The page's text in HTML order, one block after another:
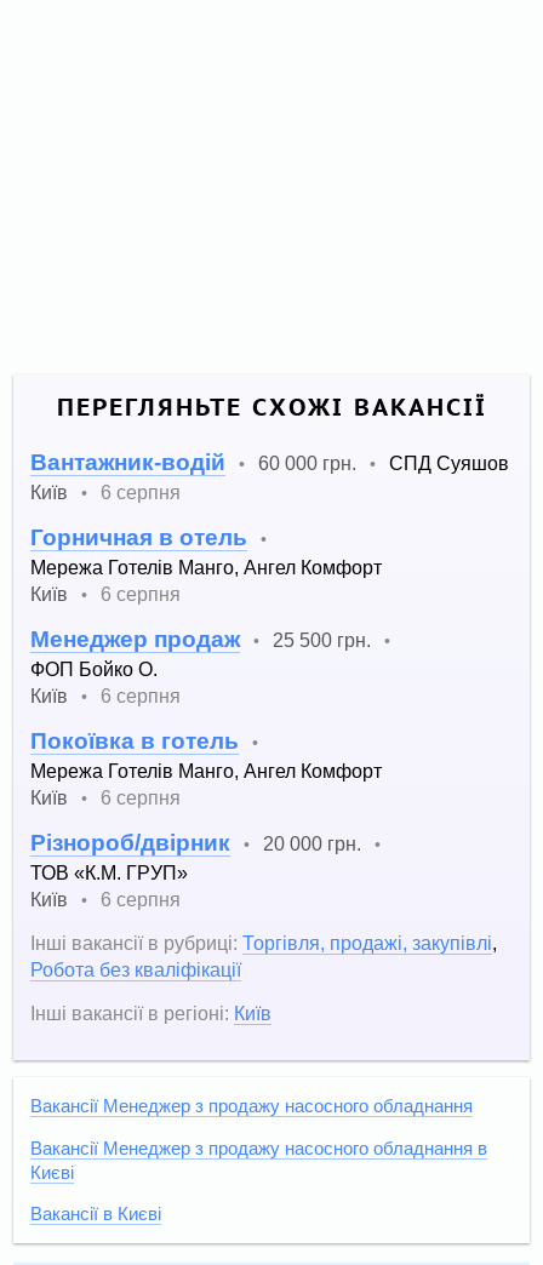
ПЕРЕГЛЯНЬТЕ СХОЖІ ВАКАНСІЇ
Вантажник-водій • 60 000 грн. •
СПД Суяшов
Київ
• 6 серпня
Горничная в отель •
Мережа Готелів Манго, Ангел Комфорт
Київ
• 6 серпня
Менеджер продаж • 25 500 грн. •
ФОП Бойко О.
Київ
• 6 серпня
Покоївка в готель •
Мережа Готелів Манго, Ангел Комфорт
Київ
• 6 серпня
Різнороб/двірник • 20 000 грн. •
ТОВ «К.М. ГРУП»
Київ
•
6 серпня
Інші вакансії в рубриці: Торгівля, продажі, закупівлі,
Робота без кваліфікації
Інші вакансії в регіоні: Київ
Вакансії Менеджер з продажу насосного обладнання
Вакансії Менеджер з продажу насосного обладнання в
Києві
Вакансії в Києві